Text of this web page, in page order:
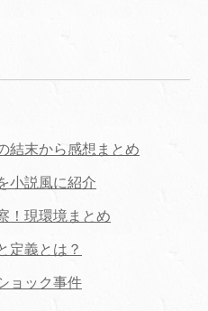
結末から感想まとめ
小説風に紹介
！現環境まとめ
定義とは？
ョック事件